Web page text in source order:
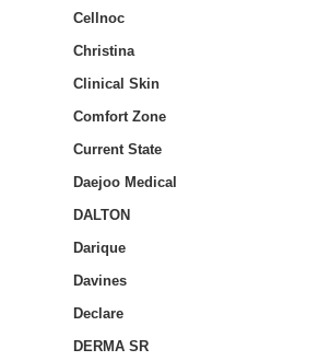
Cellnoc
Christina
Clinical Skin
Comfort Zone
Current State
Daejoo Medical
DALTON
Darique
Davines
Declare
DERMA SR